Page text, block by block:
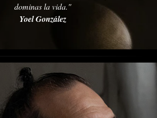
dominas la vida."
Yoel González